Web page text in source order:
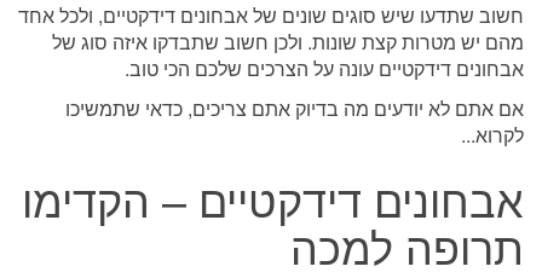
חשוב שתדעו שיש סוגים שונים של אבחונים דידקטיים, ולכל אחד
מהם יש מטרות קצת שונות. ולכן חשוב שתבדקו איזה סוג של
אבחונים דידקטיים עונה על הצרכים שלכם הכי טוב.
אם אתם לא יודעים מה בדיוק אתם צריכים, כדאי שתמשיכו
לקרוא...
אבחונים דידקטיים – הקדימו
תרופה למכה